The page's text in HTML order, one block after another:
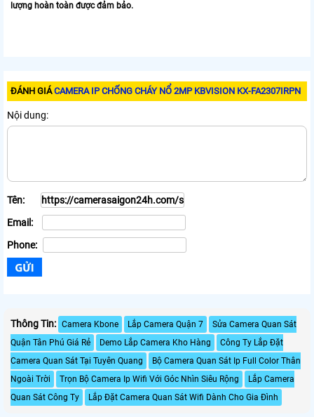
lượng hoàn toàn được đảm bảo.
ĐÁNH GIÁCAMERA IP CHỐNG CHÁY NỔ 2MP KBVISION KX-FA2307IRPN
Nội dung:
Tên:
Email:
Phone:
Thông Tin: Camera Kbone Lắp Camera Quận 7
Sửa Camera Quan Sát
Quận Tân Phú Giá Rẻ
Demo Lắp Camera Kho Hàng
Công Ty Lắp Đặt
Camera Quan Sát Tại Tuyên Quang
Bộ Camera Quan Sát Ip Full Color Thân
Ngoài Trời
Trọn Bộ Camera Ip Wifi Với Góc Nhìn Siêu Rộng
Lắp Camera
Quan Sát Công Ty
Lắp Đặt Camera Quan Sát Wifi Dành Cho Gia Đình